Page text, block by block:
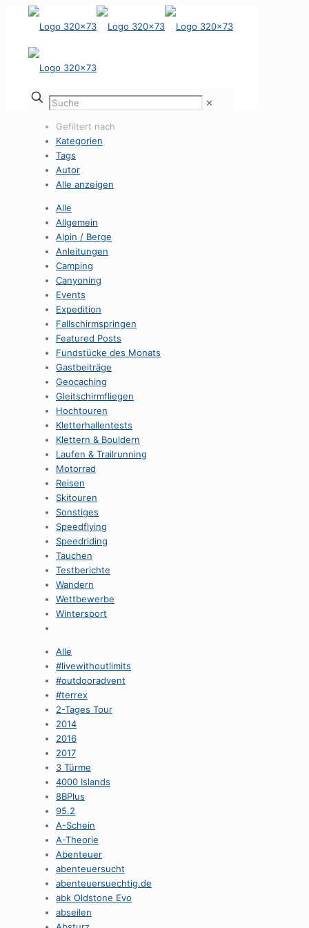
✕
Gefiltert nach
Kategorien
Tags
Autor
Alle anzeigen
Alle
Allgemein
Alpin / Berge
Anleitungen
Camping
Canyoning
Events
Expedition
Fallschirmspringen
Featured Posts
Fundstücke des Monats
Gastbeiträge
Geocaching
Gleitschirmfliegen
Hochtouren
Kletterhallentests
Klettern & Bouldern
Laufen & Trailrunning
Motorrad
Reisen
Skitouren
Sonstiges
Speedflying
Speedriding
Tauchen
Testberichte
Wandern
Wettbewerbe
Wintersport
Alle
#livewithoutlimits
#outdooradvent
#terrex
2-Tages Tour
2014
2016
2017
3 Türme
4000 Islands
8BPlus
95.2
A-Schein
A-Theorie
Abenteuer
abenteuersucht
abenteuersuechtig.de
abk Oldstone Evo
abseilen